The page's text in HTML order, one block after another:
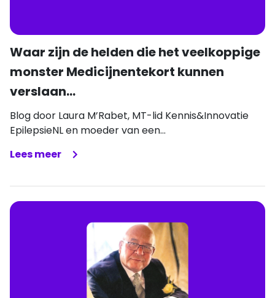
Waar zijn de helden die het veelkoppige
monster Medicijnentekort kunnen
verslaan...
Blog door Laura M’Rabet, MT-lid Kennis&Innovatie
EpilepsieNL en moeder van een...
Lees meer